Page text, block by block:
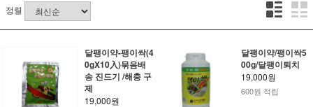
정렬
달팽이약-팽이싹(4
0gX10入)묶음배
송 진드기 /해충 구
제
19,000원
달팽이약/팽이싹5
00g/달팽이퇴치
19,000원
600원 적립